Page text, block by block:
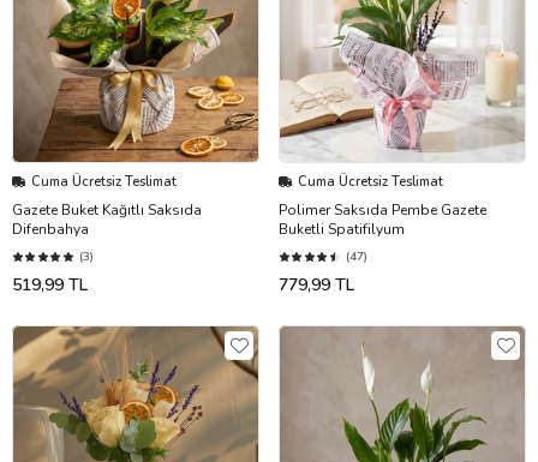
Cuma Ücretsiz Teslimat
Gazete Buket Kağıtlı Saksıda
Difenbahya
(3)
519,99 TL
Cuma Ücretsiz Teslimat
Polimer Saksıda Pembe Gazete
Buketli Spatifilyum
(47)
779,99 TL